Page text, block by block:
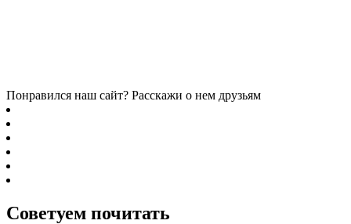
Понравился наш сайт? Расскажи о нем друзьям
Советуем почитать